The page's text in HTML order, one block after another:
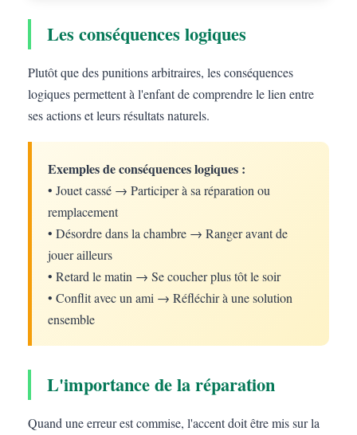
Les conséquences logiques
Plutôt que des punitions arbitraires, les conséquences
logiques permettent à l'enfant de comprendre le lien entre
ses actions et leurs résultats naturels.
Exemples de conséquences logiques :
• Jouet cassé → Participer à sa réparation ou
remplacement
• Désordre dans la chambre → Ranger avant de
jouer ailleurs
• Retard le matin → Se coucher plus tôt le soir
• Conflit avec un ami → Réfléchir à une solution
ensemble
L'importance de la réparation
Quand une erreur est commise, l'accent doit être mis sur la